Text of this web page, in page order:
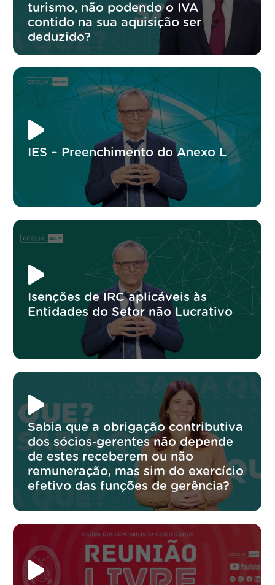
turismo, não podendo o IVA
contido na sua aquisição ser
deduzido?
IES – Preenchimento do Anexo L
Isenções de IRC aplicáveis às
Entidades do Setor não Lucrativo
Sabia que a obrigação contributiva
dos sócios‑gerentes não depende
de estes receberem ou não
remuneração, mas sim do exercício
efetivo das funções de gerência?